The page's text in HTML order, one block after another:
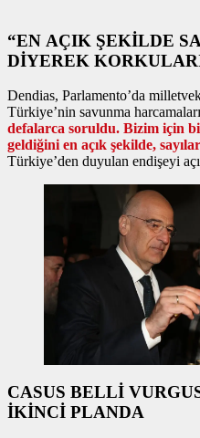
“EN AÇIK ŞEKİLDE
DİYEREK
Dendias, Parlamento’da
Türkiye’nin savunma
defalarca soruldu. Bizim için
geldiğini en açık şekilde,
Türkiye’den duyulan endişeyi
CASUS BELLİ
İKİNCİ PLANDA